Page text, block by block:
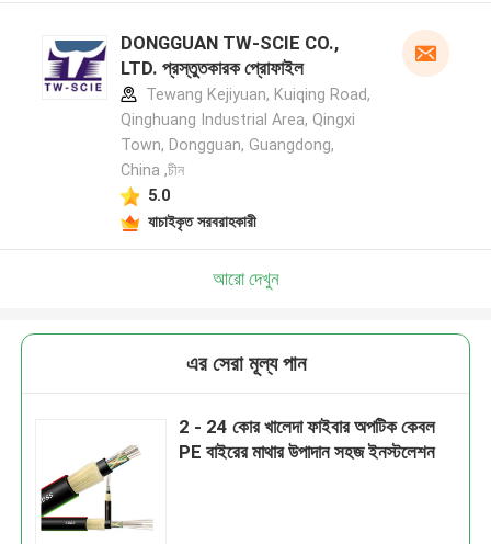
DONGGUAN TW-SCIE CO.,
LTD. প্রস্তুতকারক প্রোফাইল
Tewang Kejiyuan, Kuiqing Road,
Qinghuang Industrial Area, Qingxi
Town, Dongguan, Guangdong,
China ,চীন
5.0
যাচাইকৃত সরবরাহকারী
আরো দেখুন
এর সেরা মূল্য পান
2 - 24 কোর খালেদা ফাইবার অপটিক কেবল
PE বাইরের মাথার উপাদান সহজ ইনস্টলেশন